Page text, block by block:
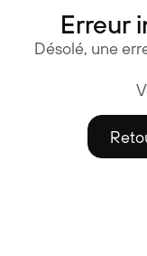
Erreur
Désolé, une